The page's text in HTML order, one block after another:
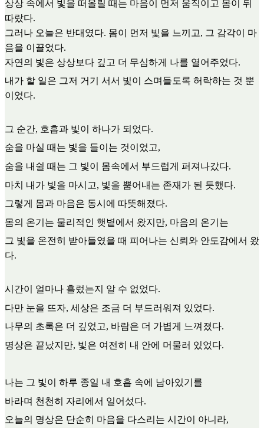
상상 속에서 빛을 떠올릴 때는 마음이 먼저 움직이고 몸이 뒤
따랐다.
그러나 오늘은 반대였다. 몸이 먼저 빛을 느끼고, 그 감각이 마
음을 이끌었다.
자연의 빛은 상상보다 깊고 더 무심하게 나를 열어주었다.
내가 할 일은 그저 거기 서서 빛이 스며들도록 허락하는 것 뿐
이었다.
그 순간, 호흡과 빛이 하나가 되었다.
숨을 마실 때는 빛을 들이는 것이었고,
숨을 내쉴 때는 그 빛이 몸속에서 부드럽게 퍼져나갔다.
마치 내가 빛을 마시고, 빛을 뿜어내는 존재가 된 듯했다.
그렇게 몸과 마음은 동시에 따뜻해졌다.
몸의 온기는 물리적인 햇볕에서 왔지만, 마음의 온기는
그 빛을 온전히 받아들였을 때 피어나는 신뢰와 안도감에서 왔
다.
시간이 얼마나 흘렀는지 알 수 없었다.
다만 눈을 뜨자, 세상은 조금 더 부드러워져 있었다.
나무의 초록은 더 깊었고, 바람은 더 가볍게 느껴졌다.
명상은 끝났지만, 빛은 여전히 내 안에 머물러 있었다.
나는 그 빛이 하루 종일 내 호흡 속에 남아있기를
바라며 천천히 자리에서 일어섰다.
오늘의 명상은 단순히 마음을 다스리는 시간이 아니라,